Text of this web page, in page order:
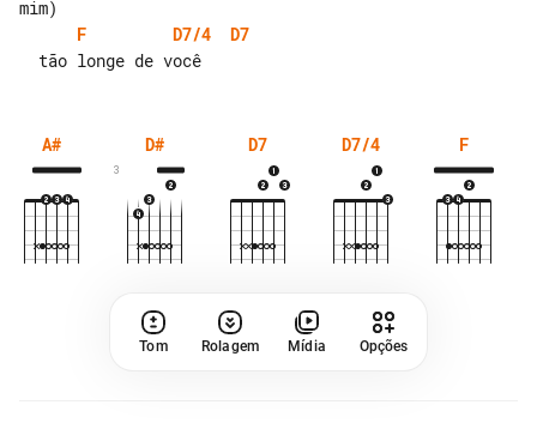
F
D7/4
D7
A# D#
3
D7 D7/4 F
Tom Rolagem Mídia Opções